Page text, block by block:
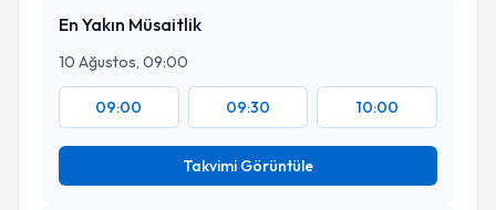
En Yakın Müsaitlik
10 Ağustos, 09:00
09:00 09:30 10:00
Takvimi Görüntüle